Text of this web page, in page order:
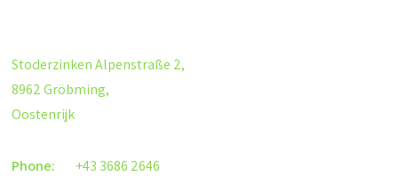
Stoderzinken Alpenstraße 2,
8962 Gröbming,
Oostenrijk
Phone:
+43 3686 2646